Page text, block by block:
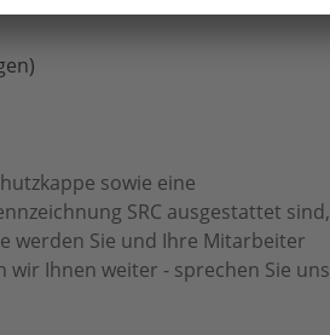
sowie eine
SRC ausgestattet sind,
werden Sie und Ihre Mitarbeiter
Ihnen weiter - sprechen Sie uns